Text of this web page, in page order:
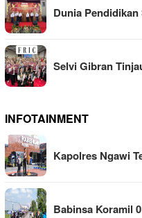
Dunia
Selvi Gibran
INFOTAINMENT
Kapolres Ngawi
Babinsa Koramil